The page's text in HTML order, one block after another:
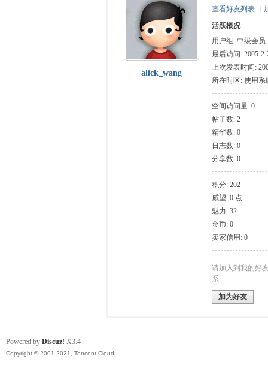
alick_wang
查看好友列表
活跃概况
用户组: 中级会员
最后访问: 2005-2-
上次发表时间:
所在时区: 使用系
空间访问量: 0
帖子数: 2
精华数: 0
日志数: 0
分享数: 0
积分: 202
威望: 0 点
魅力: 32
金币: 0
卖家信用: 0
请加入到我的好
系
加为好友
Powered by Discuz! X3.4
Copyright © 2001-2021, Tencent Cloud.